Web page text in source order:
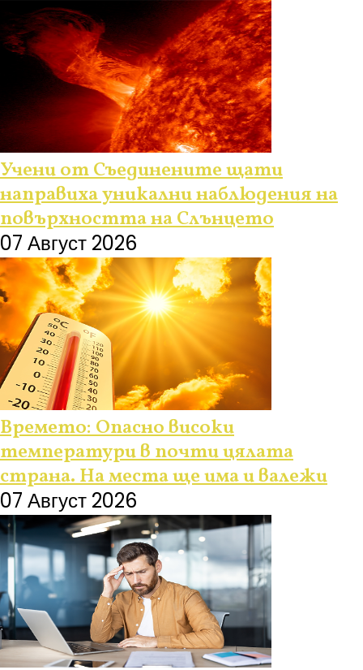
Учени от Съединените щати
направиха уникални наблюдения на
повърхността на Слънцето
07 Август 2026
Времето: Опасно високи
температури в почти цялата
страна. На места ще има и валежи
07 Август 2026